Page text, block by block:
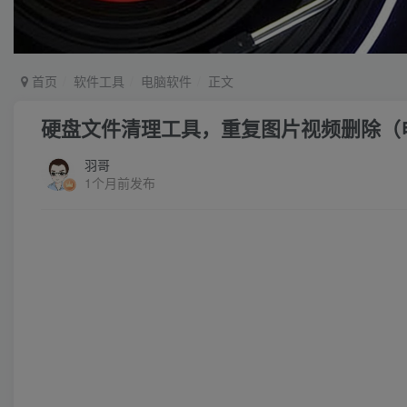
首页 软件工具 电脑软件 正文
硬盘文件清理工具，重复图片视频删除
羽哥
1个月前发布